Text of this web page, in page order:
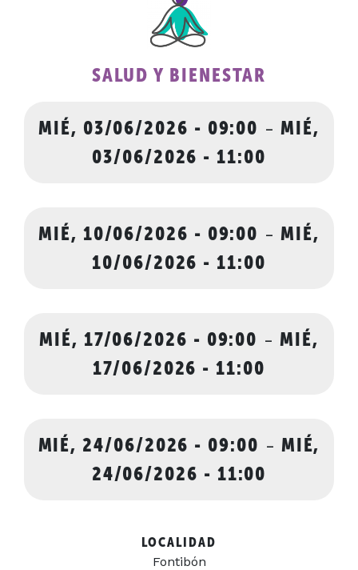
SALUD Y BIENESTAR
MIÉ, 03/06/2026 - 09:00 -MIÉ,
03/06/2026 - 11:00
MIÉ, 10/06/2026 - 09:00 -MIÉ,
10/06/2026 - 11:00
MIÉ, 17/06/2026 - 09:00 -MIÉ,
17/06/2026 - 11:00
MIÉ, 24/06/2026 - 09:00 - MIÉ,
24/06/2026 - 11:00
LOCALIDAD
Fontibón